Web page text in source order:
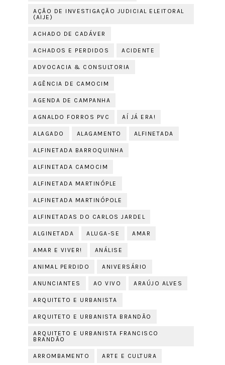
AÇÃO DE INVESTIGAÇÃO JUDICIAL ELEITORAL
(AIJE)
ACHADO DE CADÁVER
ACHADOS E PERDIDOS ACIDENTE
ADVOCACIA & CONSULTORIA
AGÊNCIA DE CAMOCIM
AGENDA DE CAMPANHA
AGNALDO FORROS PVC AÍ JÁ ERA!
ALAGADO ALAGAMENTO ALFINETADA
ALFINETADA BARROQUINHA
ALFINETADA CAMOCIM
ALFINETADA MARTINÓPLE
ALFINETADA MARTINÓPOLE
ALFINETADAS DO CARLOS JARDEL
ALGINETADA ALUGA-SE AMAR
AMAR E VIVER! ANÁLISE
ANIMAL PERDIDO ANIVERSÁRIO
ANUNCIANTES AO VIVO ARAÚJO ALVES
ARQUITETO E URBANISTA
ARQUITETO E URBANISTA BRANDÃO
ARQUITETO E URBANISTA FRANCISCO
BRANDÃO
ARROMBAMENTO ARTE E CULTURA